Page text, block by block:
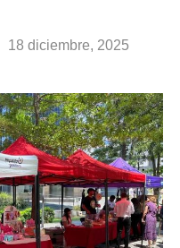
18 diciembre, 2025